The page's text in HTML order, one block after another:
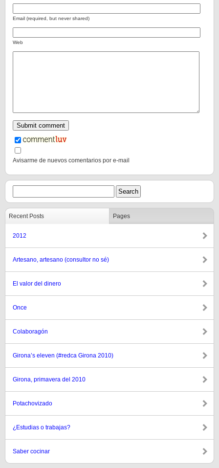
Email (required, but never shared)
Web
Avisarme de nuevos comentarios por e-mail
Recent Posts Pages
2012
Artesano, artesano (consultor no sé)
El valor del dinero
Once
Colaboragón
Girona’s eleven (#redca Girona 2010)
Girona, primavera del 2010
Potachovizado
¿Estudias o trabajas?
Saber cocinar